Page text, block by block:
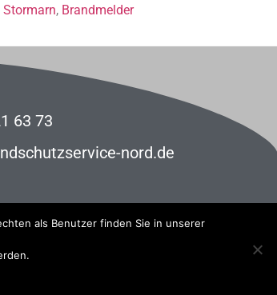
Stormarn, Brandmelder
63 73
nord.de
als Benutzer finden Sie in unserer